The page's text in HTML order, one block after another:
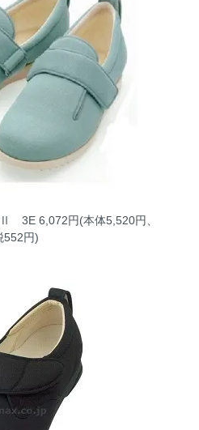
Ⅱ 3E6,072円(本体5,520円、
552円)